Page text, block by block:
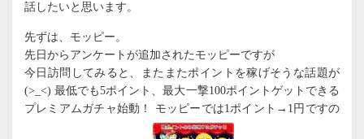
話したいと思います。
先ずは、モッピー。
先日からアンケートが追加されたモッピーですが
今日訪問してみると、またまたポイントを稼げそうな話題が
(>_<) 最低でも5ポイント、最大一撃100ポイントゲットできる
プレミアムガチャ始動！ モッピーでは1ポイント→1円ですの